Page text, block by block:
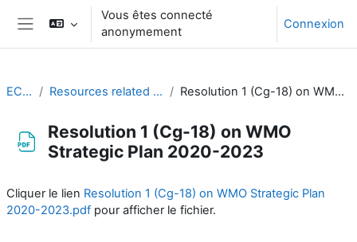
Passer au contenu principal
Panneau latéral
Vous êtes connecté
anonymement
Connexion
EC-CDP Resources related to the work of CDP Resolution 1 (Cg-18) on WMO Strategic Plan 2020-2023
Resolution 1 (Cg-18) on WMO
Strategic Plan 2020-2023
Cliquer le lien Resolution 1 (Cg-18) on WMO Strategic Plan
2020-2023.pdf pour afficher le fichier.